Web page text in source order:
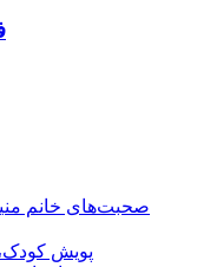
صحبت‌های خانم
پویش کودک،